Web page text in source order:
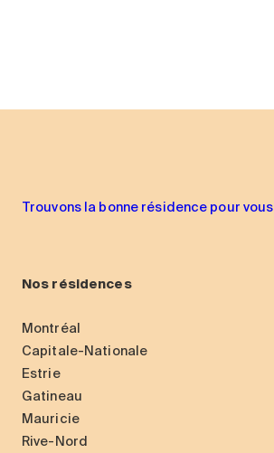
Trouvons la bonne résidence pour vous
Nos résidences
Montréal
Capitale-Nationale
Estrie
Gatineau
Mauricie
Rive-Nord